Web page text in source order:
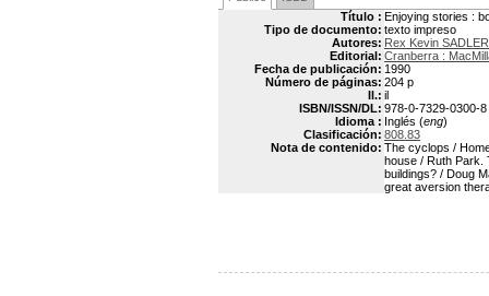
Título : Enjoying stories :
Tipo de documento: texto impreso
Autores: Rex Kevin SADLER
Editorial: Cranberra :
Fecha de publicación: 1990
Número de páginas: 204 p
Il.: il
ISBN/ISSN/DL: 978-0-7329-0300-8
Idioma : Inglés (eng)
Clasificación: 808.83
Nota de contenido: The cyclops /
house / Ruth Park.
buildings? / Doug
great aversion